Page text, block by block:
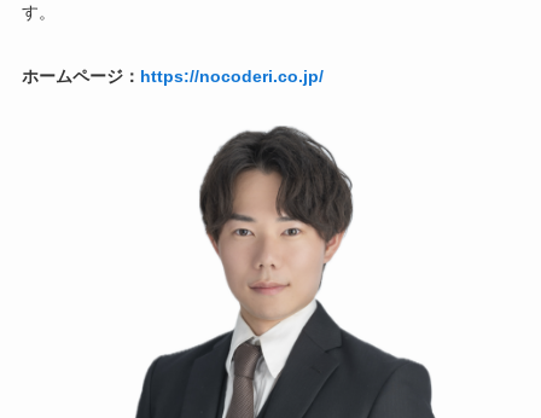
す。
ホームページ： https://nocoderi.co.jp/